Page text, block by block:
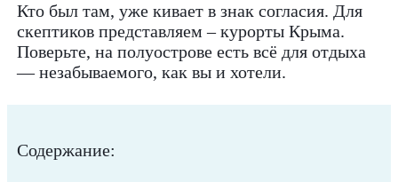
Кто был там, уже кивает в знак согласия. Для
скептиков представляем – курорты Крыма.
Поверьте, на полуострове есть всё для отдыха
— незабываемого, как вы и хотели.
Содержание: